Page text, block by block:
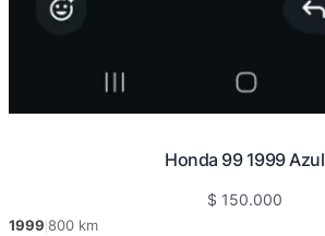
Honda 99 1999 Azul
$ 150.000
1999 800 km